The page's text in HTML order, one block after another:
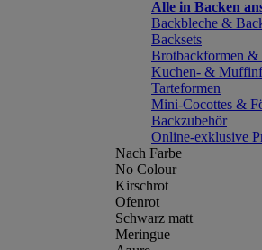
Alle in Backen
Backbleche &
Backsets
Brotbackformen &
Kuchen- &
Tarteformen
Mini-Cocottes &
Backzubehör
Online-exklusive
Nach Farbe
No Colour
Kirschrot
Ofenrot
Schwarz matt
Meringue